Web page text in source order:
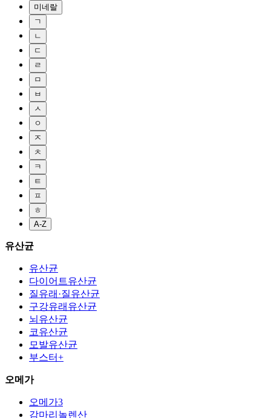
미네랄
ㄱ
ㄴ
ㄷ
ㄹ
ㅁ
ㅂ
ㅅ
ㅇ
ㅈ
ㅊ
ㅋ
ㅌ
ㅍ
ㅎ
A-Z
유산균
유산균
다이어트유산균
질유래·질유산균
구강유래유산균
뇌유산균
코유산균
모발유산균
부스터+
오메가
오메가3
감마리놀렌산